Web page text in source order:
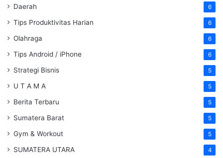
Daerah 6
Tips Produktivitas Harian 6
Olahraga 6
Tips Android / iPhone 6
Strategi Bisnis 5
U T A M A 5
Berita Terbaru 5
Sumatera Barat 5
Gym & Workout 5
SUMATERA UTARA 4